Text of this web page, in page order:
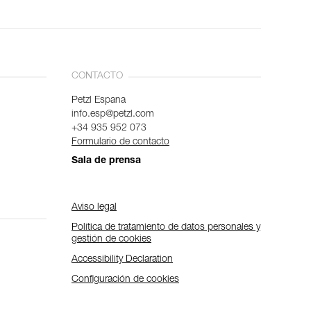
CONTACTO
Petzl Espana
info.esp@petzl.com
+34 935 952 073
Formulario de contacto
Sala de prensa
Aviso legal
Política de tratamiento de datos personales y
gestión de cookies
Accessibility Declaration
Configuración de cookies